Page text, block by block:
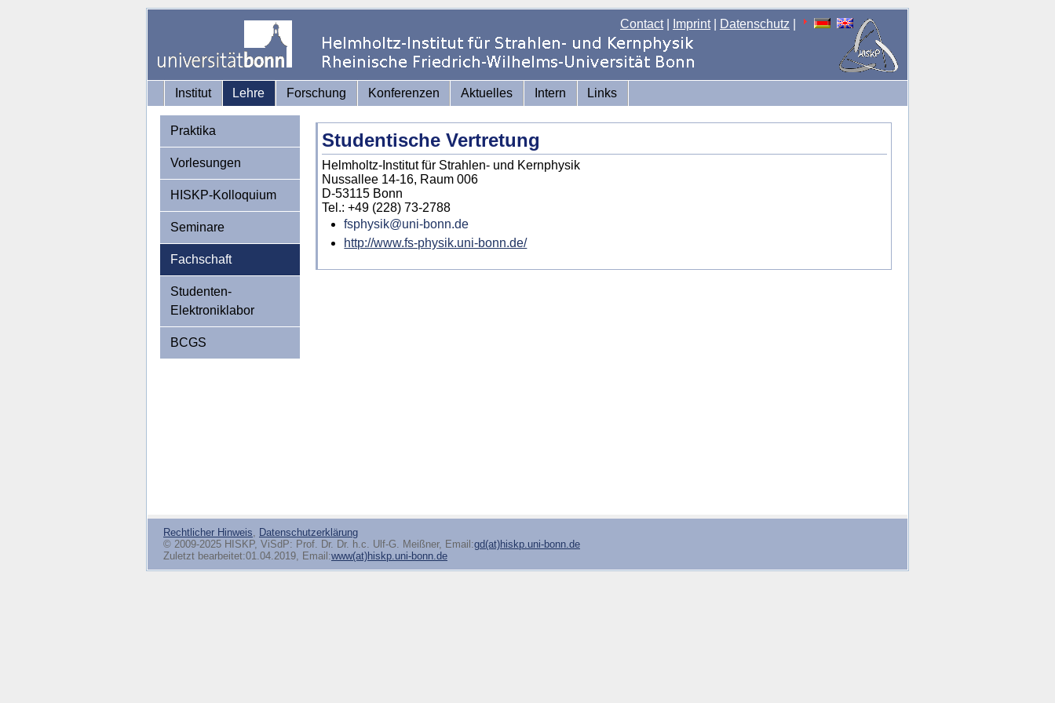
Contact| Imprint| Datenschutz
Institut Lehre Forschung Konferenzen Aktuelles Intern Links
Praktika
Vorlesungen
HISKP-Kolloquium
Seminare
Fachschaft
Studenten-
Elektroniklabor
BCGS
Studentische Vertretung
Helmholtz-Institut für Strahlen- und Kernphysik
Nussallee 14-16, Raum 006
D-53115 Bonn
Tel.: +49 (228) 73-2788
fsphysik@uni-bonn.de
http://www.fs-physik.uni-bonn.de/
Rechtlicher Hinweis, Datenschutzerklärung
© 2009-2025 HISKP, ViSdP: Prof. Dr. Dr. h.c. Ulf-G. Meißner, Email:gd(at)hiskp.uni-bonn.de
Zuletzt bearbeitet:01.04.2019, Email:www(at)hiskp.uni-bonn.de